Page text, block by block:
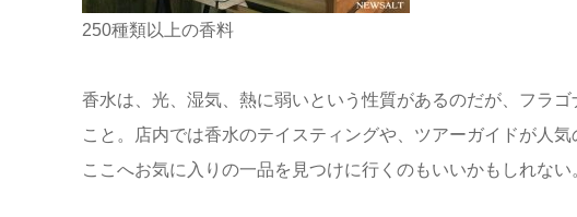
250種類以上の香料
香水は、光、湿気、熱に弱いという性質があるのだが、フラ
こと。店内では香水のテイスティングや、ツアーガイドが人
ここへお気に入りの一品を見つけに行くのもいいかもしれない